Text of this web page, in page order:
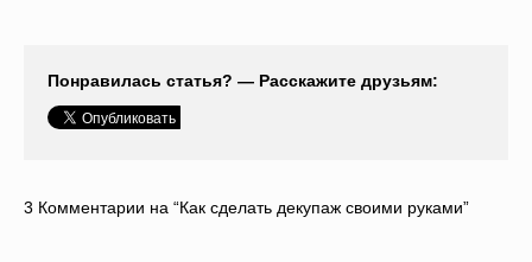
Понравилась статья? — Расскажите друзьям:
3 Комментарии на “Как сделать декупаж своими руками”